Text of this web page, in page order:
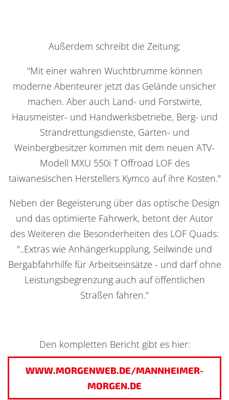
Außerdem schreibt die Zeitung:
"Mit einer wahren Wuchtbrumme können
moderne Abenteurer jetzt das Gelände unsicher
machen. Aber auch Land- und Forstwirte,
Hausmeister- und Handwerksbetriebe, Berg- und
Strandrettungsdienste, Garten- und
Weinbergbesitzer kommen mit dem neuen ATV-
Modell MXU 550i T Offroad LOF des
taiwanesischen Herstellers Kymco auf ihre Kosten."
Neben der Begeisterung über das optische Design
und das optimierte Fahrwerk, betont der Autor
des Weiteren die Besonderheiten des LOF Quads:
"..Extras wie Anhängerkupplung, Seilwinde und
Bergabfahrhilfe für Arbeitseinsätze - und darf ohne
Leistungsbegrenzung auch auf öffentlichen
Straßen fahren."
Den kompletten Bericht gibt es hier:
WWW.MORGENWEB.DE/MANNHEIMER-
MORGEN.DE
zur Übersicht